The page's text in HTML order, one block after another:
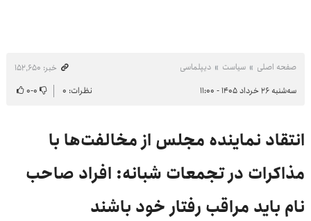
صفحه اصلی سیاست دیپلماسی
خبر: ۱۵۲٬۶۵۰
سه‌شنبه ۲۶ خرداد ۱۴۰۵ - ۱۱:۰۰
نظرات: ۰ ۰-۰
انتقاد نماینده مجلس از مخالفت‌ها با
مذاکرات در تجمعات شبانه: افراد صاحب
نام باید مراقب رفتار خود باشند